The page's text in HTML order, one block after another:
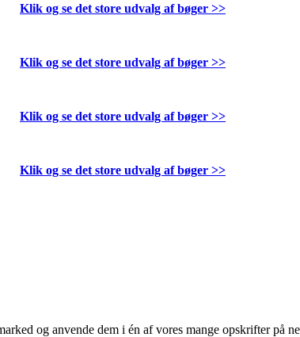
Klik og se det store udvalg af bøger >>
Klik og se det store udvalg af bøger >>
Klik og se det store udvalg af bøger >>
Klik og se det store udvalg af bøger >>
og anvende dem i én af vores mange opskrifter på